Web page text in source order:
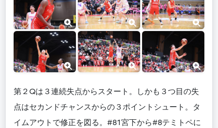
第２Qは３連続失点からスタート。しかも３つ目の失
点はセカンドチャンスからの３ポイントシュート。タ
イムアウトで修正を図る。#81宮下から#8テミトペに